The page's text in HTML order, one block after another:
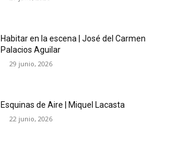
Habitar en la escena | José del Carmen
Palacios Aguilar
29 junio, 2026
Esquinas de Aire | Miquel Lacasta
22 junio, 2026